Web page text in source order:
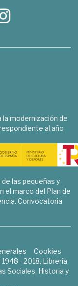
la modernización de
al año
las pequeñas y
el marco del Plan de
Convocatoria
Cookies
- 2018. Librería
Sociales, Historia y